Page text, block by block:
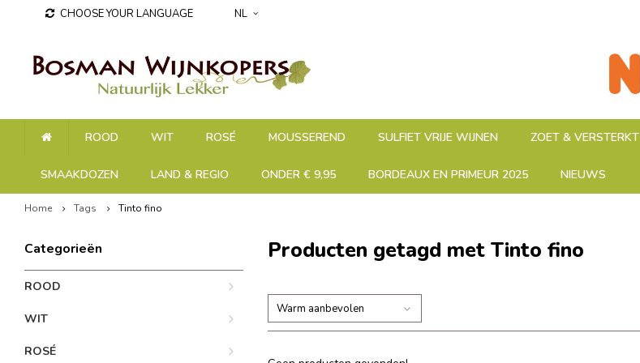
CHOOSE YOUR LANGUAGE NL
ROOD WIT ROSÉ MOUSSEREND SULFIET VRIJE WIJNEN ZOET & VERSTERKT
SMAAKDOZEN LAND & REGIO ONDER € 9,95 BORDEAUX EN PRIMEUR 2025 NIEUWS
Home Tags Tinto fino
Categorieën
ROOD
WIT
ROSÉ
Producten getagd met Tinto fino
Warm aanbevolen